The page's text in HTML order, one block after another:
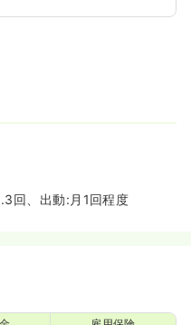
回、出動:月1回程度